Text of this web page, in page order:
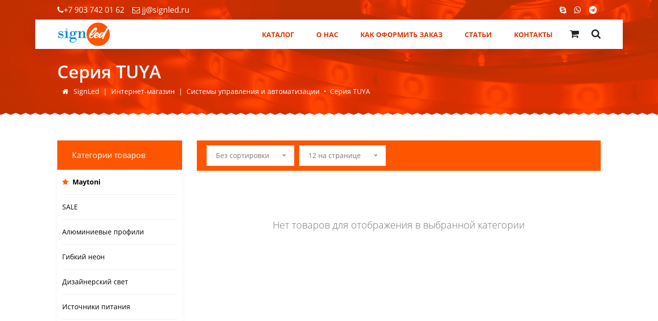
КАТАЛОГ О НАС КАК ОФОРМИТЬ ЗАКАЗ СТАТЬИ КОНТАКТЫ
+7 903 742 01 62 jj@signled.ru
Серия TUYA
SignLed | Интернет-магазин | Системы управления и автоматизации • Серия TUYA
Категории товаров
Maytoni
SALE
Алюминиевые профили
Гибкий неон
Дизайнерский свет
Источники питания
Без сортировки 12 на странице
Нет товаров для отображения в выбранной категории